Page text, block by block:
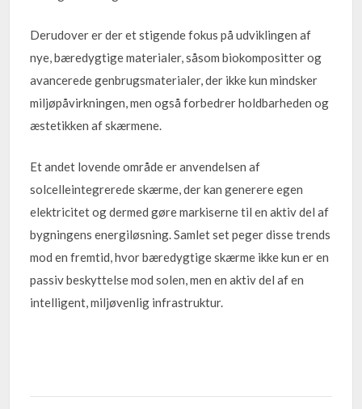
Derudover er der et stigende fokus på udviklingen af
nye, bæredygtige materialer, såsom biokompositter og
avancerede genbrugsmaterialer, der ikke kun mindsker
miljøpåvirkningen, men også forbedrer holdbarheden og
æstetikken af skærmene.
Et andet lovende område er anvendelsen af
solcelleintegrerede skærme, der kan generere egen
elektricitet og dermed gøre markiserne til en aktiv del af
bygningens energiløsning. Samlet set peger disse trends
mod en fremtid, hvor bæredygtige skærme ikke kun er en
passiv beskyttelse mod solen, men en aktiv del af en
intelligent, miljøvenlig infrastruktur.